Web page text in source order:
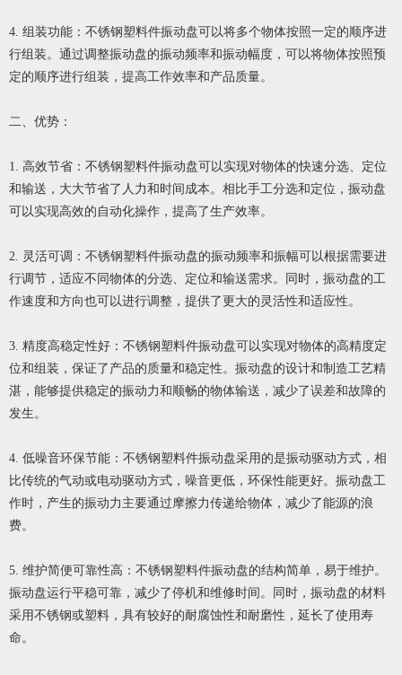
4. 组装功能：不锈钢塑料件振动盘可以将多个物体按照一定的顺序进
行组装。通过调整振动盘的振动频率和振动幅度，可以将物体按照预
定的顺序进行组装，提高工作效率和产品质量。
二、优势：
1. 高效节省：不锈钢塑料件振动盘可以实现对物体的快速分选、定位
和输送，大大节省了人力和时间成本。相比手工分选和定位，振动盘
可以实现高效的自动化操作，提高了生产效率。
2. 灵活可调：不锈钢塑料件振动盘的振动频率和振幅可以根据需要进
行调节，适应不同物体的分选、定位和输送需求。同时，振动盘的工
作速度和方向也可以进行调整，提供了更大的灵活性和适应性。
3. 精度高稳定性好：不锈钢塑料件振动盘可以实现对物体的高精度定
位和组装，保证了产品的质量和稳定性。振动盘的设计和制造工艺精
湛，能够提供稳定的振动力和顺畅的物体输送，减少了误差和故障的
发生。
4. 低噪音环保节能：不锈钢塑料件振动盘采用的是振动驱动方式，相
比传统的气动或电动驱动方式，噪音更低，环保性能更好。振动盘工
作时，产生的振动力主要通过摩擦力传递给物体，减少了能源的浪
费。
5. 维护简便可靠性高：不锈钢塑料件振动盘的结构简单，易于维护。
振动盘运行平稳可靠，减少了停机和维修时间。同时，振动盘的材料
采用不锈钢或塑料，具有较好的耐腐蚀性和耐磨性，延长了使用寿
命。